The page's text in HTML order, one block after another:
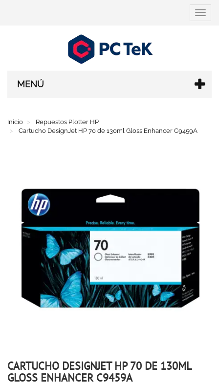
MENÚ
Inicio
Repuestos Plotter HP
Cartucho DesignJet HP 70 de 130ml Gloss Enhancer C9459A
CARTUCHO DESIGNJET HP 70 DE 130ML
GLOSS ENHANCER C9459A